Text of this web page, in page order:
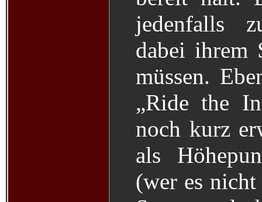
jedenfalls
dabei ihrem
müssen.
„Ride the
noch kurz
als
(wer es